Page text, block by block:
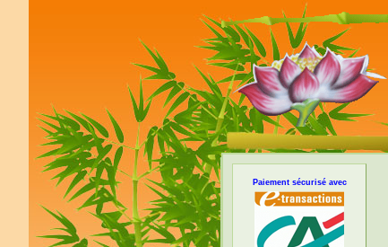
Paiement sécurisé avec